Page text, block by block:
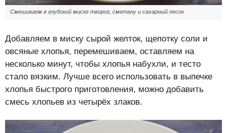
Смешиваем в глубокой миске творог, сметану и сахарный песок
Добавляем в миску сырой желток, щепотку соли и
овсяные хлопья, перемешиваем, оставляем на
несколько минут, чтобы хлопья набухли, и тесто
стало вязким. Лучше всего использовать в выпечке
хлопья быстрого приготовления, можно добавить
смесь хлопьев из четырёх злаков.